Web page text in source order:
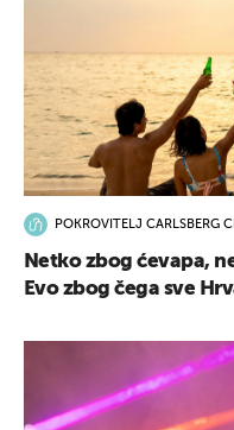
POKROVITELJ CARLSBERG
Netko zbog ćevapa,
Evo zbog čega sve